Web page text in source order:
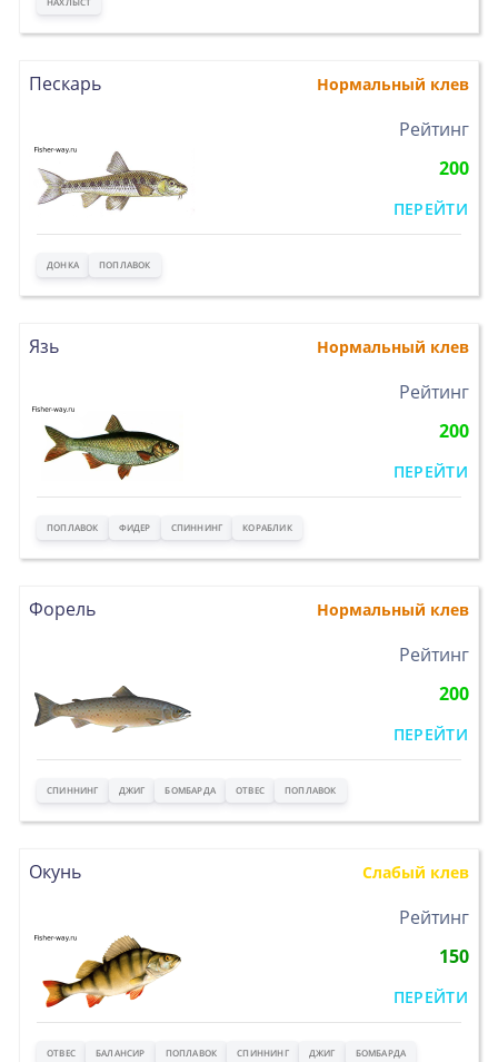
Пескарь Нормальный клев
Рейтинг
200
ПЕРЕЙТИ
ДОНКА ПОПЛАВОК
Язь Нормальный клев
Рейтинг
200
ПЕРЕЙТИ
ПОПЛАВОК ФИДЕР СПИННИНГ КОРАБЛИК
Форель Нормальный клев
Рейтинг
200
ПЕРЕЙТИ
СПИННИНГ ДЖИГ БОМБАРДА ОТВЕС ПОПЛАВОК
Окунь Слабый клев
Рейтинг
150
ПЕРЕЙТИ
ОТВЕС БАЛАНСИР ПОПЛАВОК СПИННИНГ ДЖИГ БОМБАРДА